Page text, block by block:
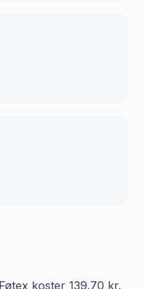
koster 139.70 kr.